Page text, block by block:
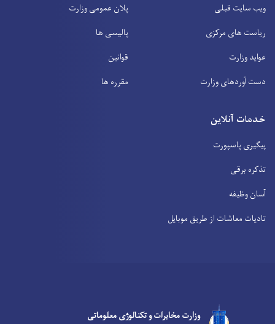
ویب سایت قبلی
ریاست های مرکزی
عواید وزارت
دست آوردهای وزارت
پلان عمومی وزارت
پالیسی ها
قوانین
مقرره ها
خدمات آنلاین
پیگیری پاسپورت
تذکره برقی
آسان وظیفه
تادیات معاشات از طریق موبایل
وزارت مخابرات و تکنالوژی معلوماتی